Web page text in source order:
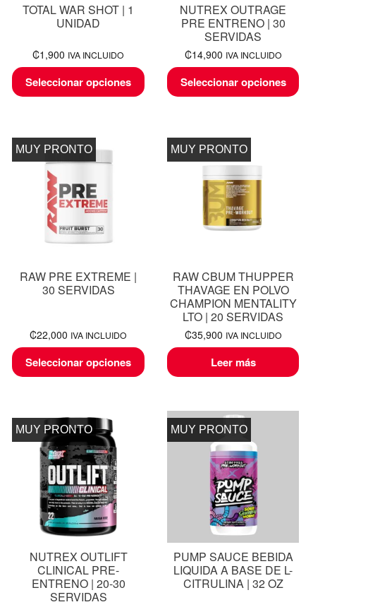
TOTAL WAR SHOT | 1
UNIDAD
₡1,900 IVA INCLUIDO
Seleccionar opciones
NUTREX OUTRAGE
PRE ENTRENO | 30
SERVIDAS
₡14,900 IVA INCLUIDO
Seleccionar opciones
MUY PRONTO
RAW PRE EXTREME |
30 SERVIDAS
₡22,000 IVA INCLUIDO
Seleccionar opciones
MUY PRONTO
RAW CBUM THUPPER
THAVAGE EN POLVO
CHAMPION MENTALITY
LTO | 20 SERVIDAS
₡35,900 IVA INCLUIDO
Leer más
MUY PRONTO
NUTREX OUTLIFT
CLINICAL PRE-
ENTRENO | 20-30
SERVIDAS
MUY PRONTO
PUMP SAUCE BEBIDA
LIQUIDA A BASE DE L-
CITRULINA | 32 OZ